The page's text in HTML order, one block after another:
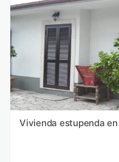
Vivienda estupenda